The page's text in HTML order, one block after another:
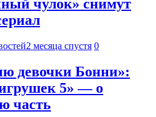
чулок» снимут
2 месяца спустя 0
девочки Бонни»:
5» — о
часть